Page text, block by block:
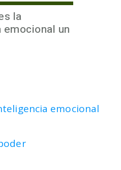
la
un
emocional